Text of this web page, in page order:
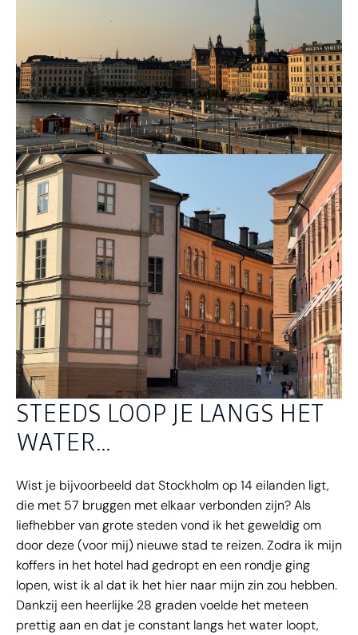
STEEDS LOOP JE LANGS HET
WATER…
Wist je bijvoorbeeld dat Stockholm op 14 eilanden ligt,
die met 57 bruggen met elkaar verbonden zijn? Als
liefhebber van grote steden vond ik het geweldig om
door deze (voor mij) nieuwe stad te reizen. Zodra ik mijn
koffers in het hotel had gedropt en een rondje ging
lopen, wist ik al dat ik het hier naar mijn zin zou hebben.
Dankzij een heerlijke 28 graden voelde het meteen
prettig aan en dat je constant langs het water loopt,